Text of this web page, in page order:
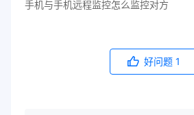
手机与手机远程监控怎么监控对方
好问题 1